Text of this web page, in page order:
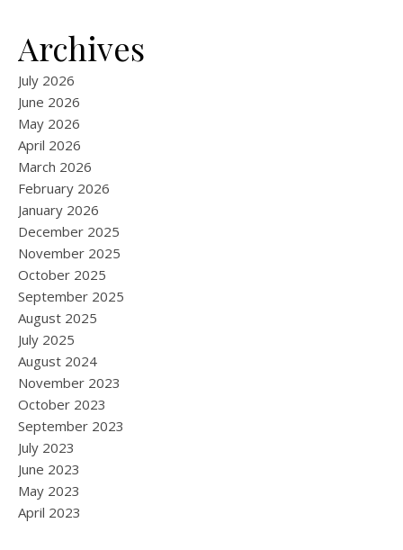
Archives
July 2026
June 2026
May 2026
April 2026
March 2026
February 2026
January 2026
December 2025
November 2025
October 2025
September 2025
August 2025
July 2025
August 2024
November 2023
October 2023
September 2023
July 2023
June 2023
May 2023
April 2023